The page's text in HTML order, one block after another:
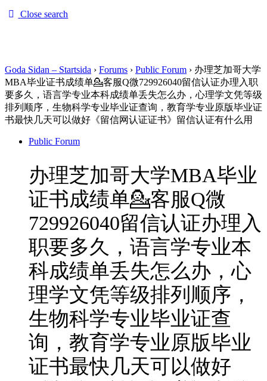
Close search
Goda Sidan – Startsida › Forums › Public Forum › 办理芝加哥大学
MBA毕业证书成绩单💁客服Q微729926040留信认证办理入职
要多久，语言学专业本科成绩单丢失怎么办，心理学文凭等级
排列顺序，生物科学专业毕业证查询，教育学专业原版毕业证
书最快几天可以做好《留信网认证证书》留信认证有什么用
Public Forum
办理芝加哥大学MBA毕业
证书成绩单💁客服Q微
729926040留信认证办理入
职要多久，语言学专业本
科成绩单丢失怎么办，心
理学文凭等级排列顺序，
生物科学专业毕业证查
询，教育学专业原版毕业
证书最快几天可以做好